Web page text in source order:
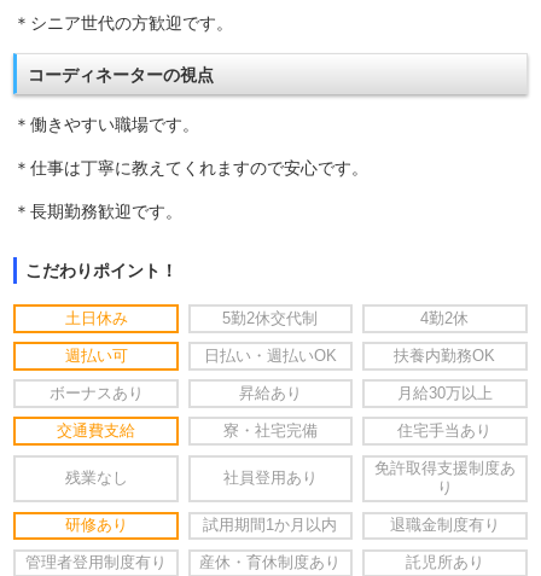
＊シニア世代の方歓迎です。
コーディネーターの視点
＊働きやすい職場です。
＊仕事は丁寧に教えてくれますので安心です。
＊長期勤務歓迎です。
こだわりポイント！
土日休み 5勤2休交代制 4勤2休
週払い可 日払い・週払いOK 扶養内勤務OK
ボーナスあり 昇給あり 月給30万以上
交通費支給 寮・社宅完備 住宅手当あり
残業なし 社員登用あり
免許取得支援制度あ
り
研修あり 試用期間1か月以内 退職金制度有り
管理者登用制度有り 産休・育休制度あり 託児所あり